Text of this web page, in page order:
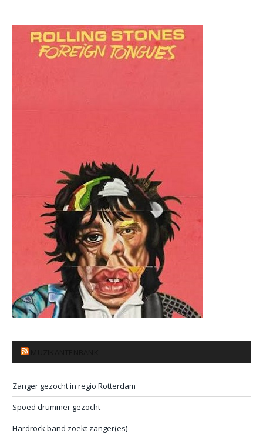
Zanger gezocht in regio Rotterdam
Spoed drummer gezocht
Hardrock band zoekt zanger(es)